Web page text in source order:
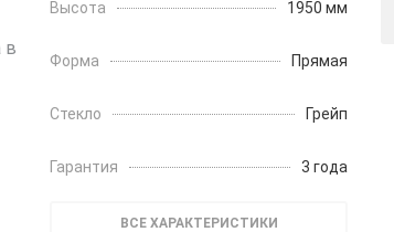
Высота 1950 мм
Форма Прямая
Стекло Грейп
Гарантия 3 года
ВСЕ ХАРАКТЕРИСТИКИ